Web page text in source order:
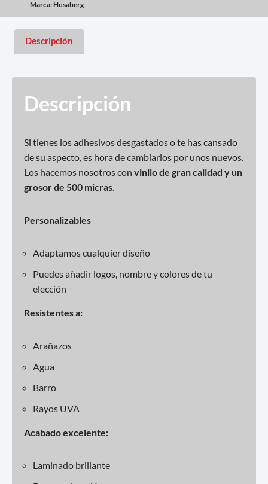
Marca: Husaberg
Descripción
Descripción
Si tienes los adhesivos desgastados o te has cansado
de su aspecto, es hora de cambiarlos por unos nuevos.
Los hacemos nosotros con vinilo de gran calidad y un
grosor de 500 micras.
Personalizables
Adaptamos cualquier diseño
Puedes añadir logos, nombre y colores de tu
elección
Resistentes a:
Arañazos
Agua
Barro
Rayos UVA
Acabado excelente:
Laminado brillante